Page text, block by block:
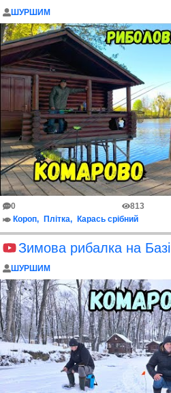
ШУРШИМ
0 813
Короп
Плітка Карась срібний
ШУРШИМ